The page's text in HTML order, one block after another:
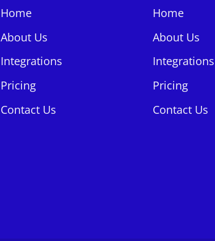
Home
About Us
Integrations
Pricing
Contact Us
Home
About Us
Integrations
Pricing
Contact Us